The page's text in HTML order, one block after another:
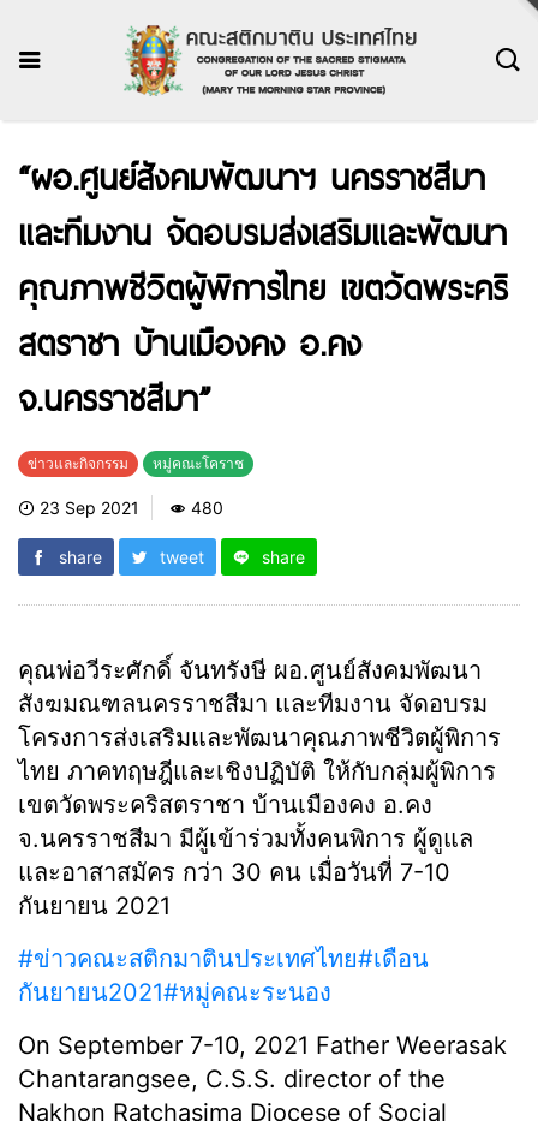
“ผอ.ศูนย์สังคมพัฒนาฯ นครราชสีมา
และทีมงาน จัดอบรมส่งเสริมและพัฒนา
คุณภาพชีวิตผู้พิการไทย เขตวัดพระคริ
สตราชา บ้านเมืองคง อ.คง
จ.นครราชสีมา”
ข่าวและกิจกรรม หมู่คณะโคราช
23 Sep 2021 480
share tweet share
คุณพ่อวีระศักดิ์ จันทรังษี ผอ.ศูนย์สังคมพัฒนา
สังฆมณฑลนครราชสีมา และทีมงาน จัดอบรม
โครงการส่งเสริมและพัฒนาคุณภาพชีวิตผู้พิการ
ไทย ภาคทฤษฎีและเชิงปฏิบัติ ให้กับกลุ่มผู้พิการ
เขตวัดพระคริสตราชา บ้านเมืองคง อ.คง
จ.นครราชสีมา มีผู้เข้าร่วมทั้งคนพิการ ผู้ดูแล
และอาสาสมัคร กว่า 30 คน เมื่อวันที่ 7-10
กันยายน 2021
#ข่าวคณะสติกมาตินประเทศไทย#เดือน
กันยายน2021#หมู่คณะระนอง
On September 7-10, 2021 Father Weerasak
Chantarangsee, C.S.S. director of the
Nakhon Ratchasima Diocese of Social